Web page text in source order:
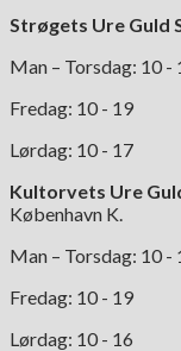
Strøgets Ure Guld
Man – Torsdag: 10 -
Fredag: 10 - 19
Lørdag: 10 - 17
Kultorvets Ure
København K.
Man – Torsdag: 10 -
Fredag: 10 - 19
Lørdag: 10 - 16